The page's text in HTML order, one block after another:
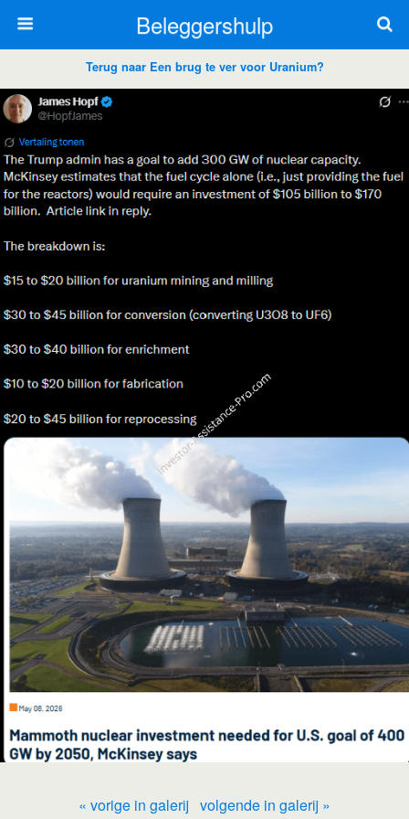
Beleggershulp
Terug naar Een brug te ver voor Uranium?
« vorige in galerij volgende in galerij »